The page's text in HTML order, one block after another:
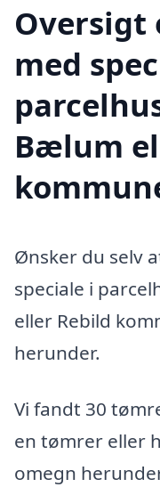
Oversigt
med
Bælum
Ønsker du selv
speciale i
eller Rebild
herunder.
Vi fandt 30
en tømrer eller
omegn